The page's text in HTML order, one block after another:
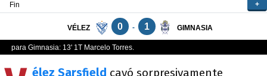
élez Sarsfield cayó sorpresivamente